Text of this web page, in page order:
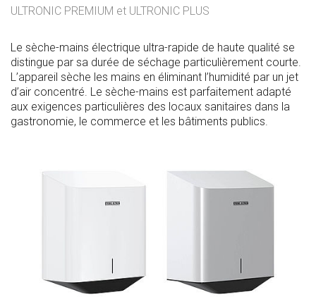
ULTRONIC PREMIUM et ULTRONIC PLUS
Le sèche-mains électrique ultra-rapide de haute qualité se
distingue par sa durée de séchage particulièrement courte.
L’appareil sèche les mains en éliminant l’humidité par un jet
d’air concentré. Le sèche-mains est parfaitement adapté
aux exigences particulières des locaux sanitaires dans la
gastronomie, le commerce et les bâtiments publics.